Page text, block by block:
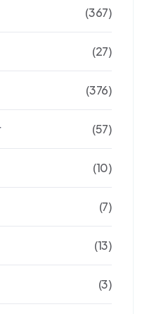
(367)
(27)
(376)
(57)
(10)
(7)
(13)
(3)